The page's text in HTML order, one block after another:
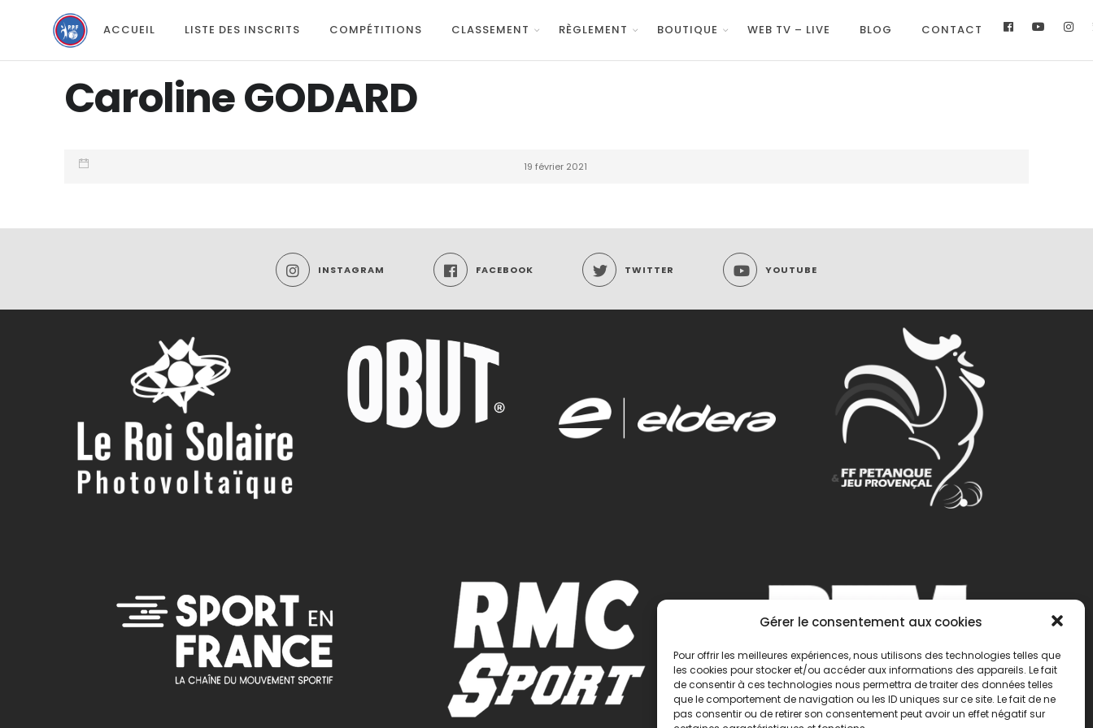
Gérer le consentement aux cookies
Pour offrir les meilleures expériences, nous utilisons des technologies telles que
les cookies pour stocker et/ou accéder aux informations des appareils. Le fait
de consentir à ces technologies nous permettra de traiter des données telles
que le comportement de navigation ou les ID uniques sur ce site. Le fait de ne
pas consentir ou de retirer son consentement peut avoir un effet négatif sur
ACCUEIL LISTE DES INSCRITS COMPÉTITIONS CLASSEMENT RÈGLEMENT BOUTIQUE WEB TV – LIVE BLOG CONTACT
Caroline GODARD
19 février 2021
INSTAGRAM FACEBOOK TWITTER YOUTUBE